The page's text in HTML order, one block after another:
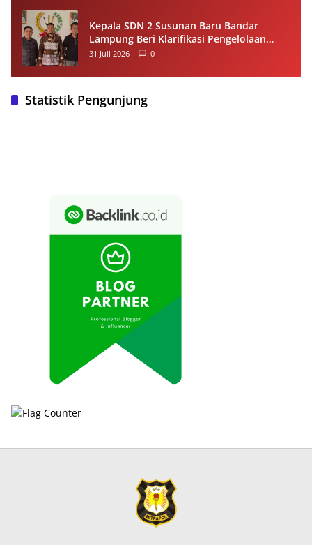
Kepala SDN 2 Susunan Baru Bandar
Lampung Beri Klarifikasi Pengelolaan
Dana BOS, Tegaskan Sesuai Juknis
31 Juli 2026 0
Statistik Pengunjung